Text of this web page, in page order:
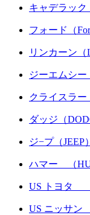
キャデラッ
フォード（
リンカーン
ジーエムシ
クライスラー
ダッジ（
ジ−プ（JEEP
ハマー （
US トヨタ
US ニッサン